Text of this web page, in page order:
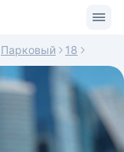
Парковый 18